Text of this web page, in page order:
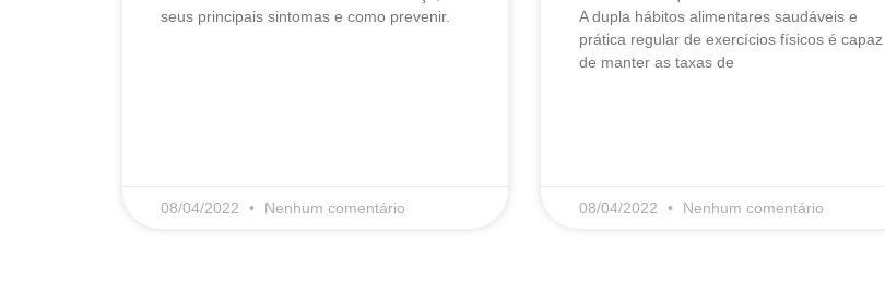
seus principais sintomas e como prevenir.
08/04/2022 Nenhum comentário
A dupla hábitos alimentares saudáveis e
prática regular de exercícios físicos é capaz
de manter as taxas de
08/04/2022 Nenhum comentário